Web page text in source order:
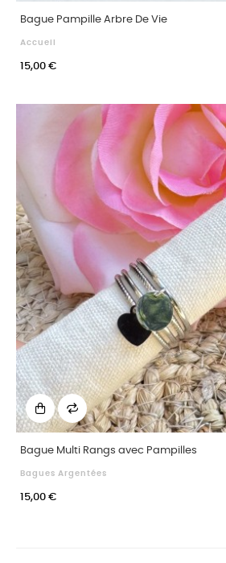
Bague Pampille Arbre De Vie
Accueil
15,00 €
Bague Multi Rangs avec Pampilles
Bagues Argentées
15,00 €